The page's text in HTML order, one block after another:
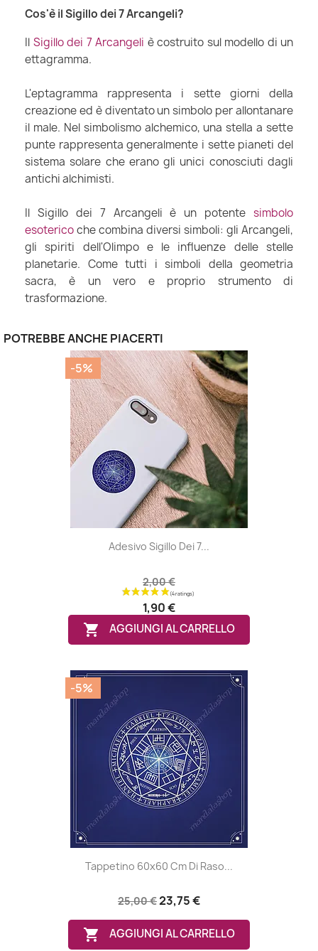
Cos'è il Sigillo dei 7 Arcangeli?
Il Sigillo dei 7 Arcangeli è costruito sul modello di un
ettagramma.
L'eptagramma rappresenta i sette giorni della
creazione ed è diventato un simbolo per allontanare
il male. Nel simbolismo alchemico, una stella a sette
punte rappresenta generalmente i sette pianeti del
sistema solare che erano gli unici conosciuti dagli
antichi alchimisti.
Il Sigillo dei 7 Arcangeli è un potente simbolo
esotericoche combina diversi simboli: gli Arcangeli,
gli spiriti dell'Olimpo e le influenze delle stelle
planetarie. Come tutti i simboli della geometria
sacra, è un vero e proprio strumento di
trasformazione.
POTREBBE ANCHE PIACERTI
Adesivo Sigillo Dei 7...
2,00 €
1,90 €
 AGGIUNGI AL CARRELLO
-5%
Tappetino 60x60 Cm Di Raso...
25,00 €23,75 €
 AGGIUNGI AL CARRELLO
-5%